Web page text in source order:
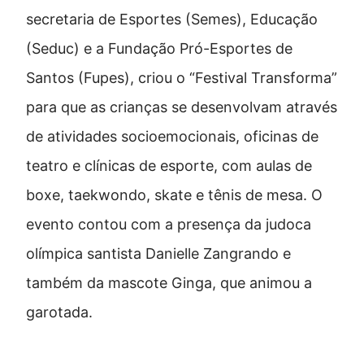
secretaria de Esportes (Semes), Educação
(Seduc) e a Fundação Pró-Esportes de
Santos (Fupes), criou o “Festival Transforma”
para que as crianças se desenvolvam através
de atividades socioemocionais, oficinas de
teatro e clínicas de esporte, com aulas de
boxe, taekwondo, skate e tênis de mesa. O
evento contou com a presença da judoca
olímpica santista Danielle Zangrando e
também da mascote Ginga, que animou a
garotada.